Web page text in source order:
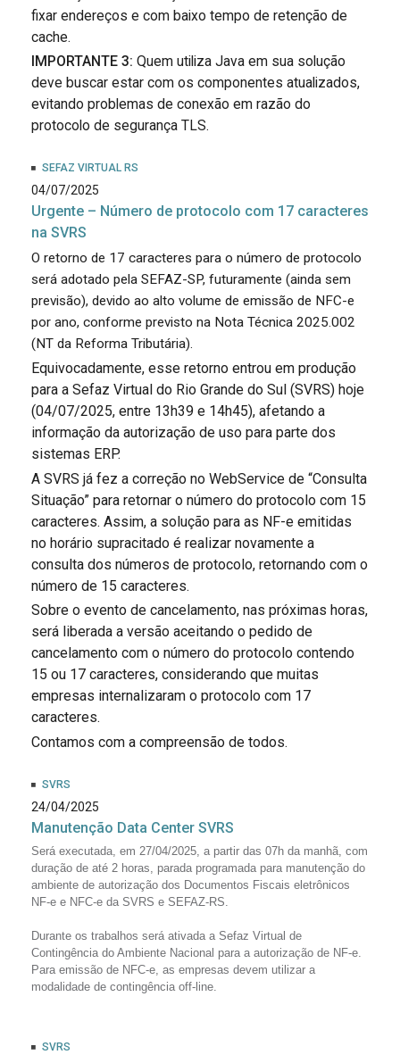
fixar endereços e com baixo tempo de retenção de
cache.
IMPORTANTE 3: Quem utiliza Java em sua solução
deve buscar estar com os componentes atualizados,
evitando problemas de conexão em razão do
protocolo de segurança TLS.
SEFAZ VIRTUAL RS
04/07/2025
Urgente – Número de protocolo com 17 caracteres
na SVRS
O retorno de 17 caracteres para o número de protocolo
será adotado pela SEFAZ-SP, futuramente (ainda sem
previsão), devido ao alto volume de emissão de NFC-e
por ano, conforme previsto na Nota Técnica 2025.002
(NT da Reforma Tributária).
Equivocadamente, esse retorno entrou em produção
para a Sefaz Virtual do Rio Grande do Sul (SVRS) hoje
(04/07/2025, entre 13h39 e 14h45), afetando a
informação da autorização de uso para parte dos
sistemas ERP.
A SVRS já fez a correção no WebService de “Consulta
Situação” para retornar o número do protocolo com 15
caracteres. Assim, a solução para as NF-e emitidas
no horário supracitado é realizar novamente a
consulta dos números de protocolo, retornando com o
número de 15 caracteres.
Sobre o evento de cancelamento, nas próximas horas,
será liberada a versão aceitando o pedido de
cancelamento com o número do protocolo contendo
15 ou 17 caracteres, considerando que muitas
empresas internalizaram o protocolo com 17
caracteres.
Contamos com a compreensão de todos.
SVRS
24/04/2025
Manutenção Data Center SVRS
Será executada, em 27/04/2025, a partir das 07h da manhã, com
duração de até 2 horas, parada programada para manutenção do
ambiente de autorização dos Documentos Fiscais eletrônicos
NF-e e NFC-e da SVRS e SEFAZ-RS.
Durante os trabalhos será ativada a Sefaz Virtual de
Contingência do Ambiente Nacional para a autorização de NF-e.
Para emissão de NFC-e, as empresas devem utilizar a
modalidade de contingência off-line.
SVRS